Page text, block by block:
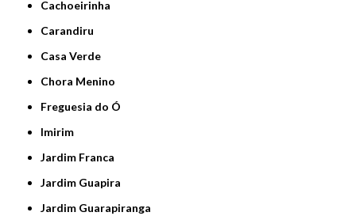
Cachoeirinha
Carandiru
Casa Verde
Chora Menino
Freguesia do Ó
Imirim
Jardim Franca
Jardim Guapira
Jardim Guarapiranga